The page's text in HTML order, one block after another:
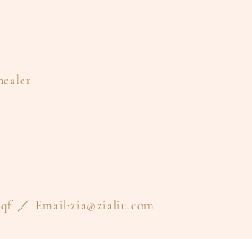
／ Email:zia@zialiu.com